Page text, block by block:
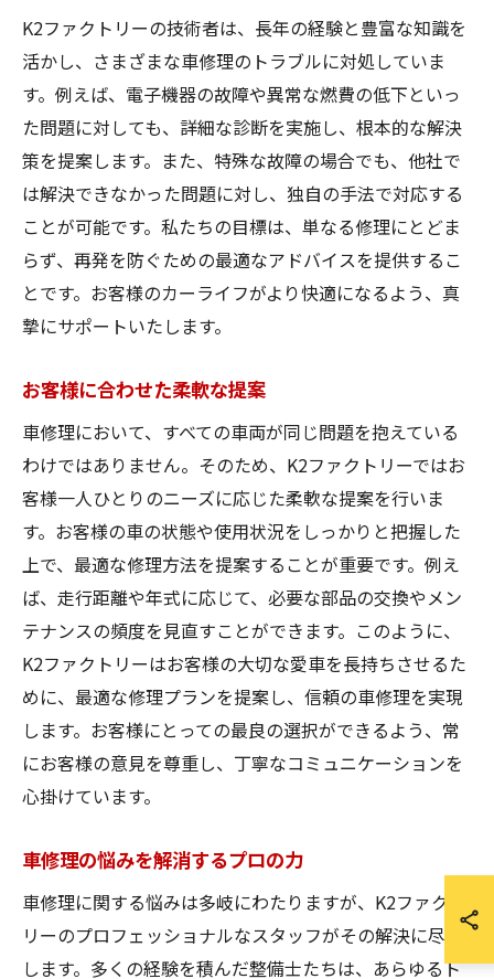
K2ファクトリーの技術者は、長年の経験と豊富な知識を
活かし、さまざまな車修理のトラブルに対処していま
す。例えば、電子機器の故障や異常な燃費の低下といっ
た問題に対しても、詳細な診断を実施し、根本的な解決
策を提案します。また、特殊な故障の場合でも、他社で
は解決できなかった問題に対し、独自の手法で対応する
ことが可能です。私たちの目標は、単なる修理にとどま
らず、再発を防ぐための最適なアドバイスを提供するこ
とです。お客様のカーライフがより快適になるよう、真
摯にサポートいたします。
お客様に合わせた柔軟な提案
車修理において、すべての車両が同じ問題を抱えている
わけではありません。そのため、K2ファクトリーではお
客様一人ひとりのニーズに応じた柔軟な提案を行いま
す。お客様の車の状態や使用状況をしっかりと把握した
上で、最適な修理方法を提案することが重要です。例え
ば、走行距離や年式に応じて、必要な部品の交換やメン
テナンスの頻度を見直すことができます。このように、
K2ファクトリーはお客様の大切な愛車を長持ちさせるた
めに、最適な修理プランを提案し、信頼の車修理を実現
します。お客様にとっての最良の選択ができるよう、常
にお客様の意見を尊重し、丁寧なコミュニケーションを
心掛けています。
車修理の悩みを解消するプロの力
車修理に関する悩みは多岐にわたりますが、K2ファクト
リーのプロフェッショナルなスタッフがその解決に尽力
します。多くの経験を積んだ整備士たちは、あらゆるト